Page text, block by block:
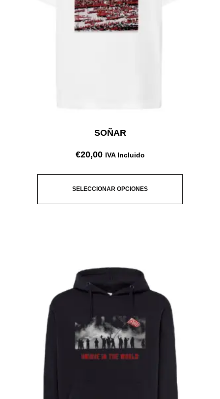
SOÑAR
€20,00 IVA Incluido
SELECCIONAR OPCIONES